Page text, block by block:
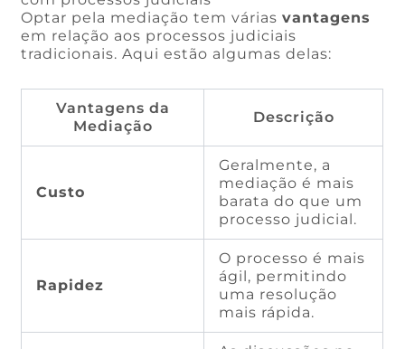
Optar pela mediação tem váriasvantagens
em relação aos processos judiciais
tradicionais. Aqui estão algumas delas:
Vantagens da
Mediação
Descrição
Custo
Geralmente, a
mediação é mais
barata do que um
processo judicial.
Rapidez
O processo é mais
ágil, permitindo
uma resolução
mais rápida.